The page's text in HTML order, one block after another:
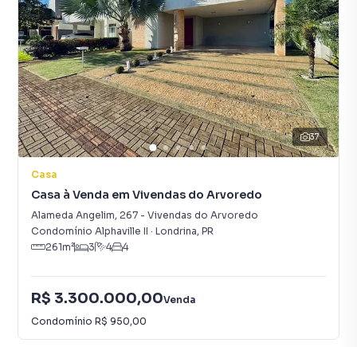
37
Casa
Casa à Venda em Vivendas do Arvoredo
Alameda Angelim, 267 - Vivendas do Arvoredo
Condomínio Alphaville II · Londrina, PR
261m² 3 4 4
R$ 3.300.000,00Venda
Condomínio R$ 950,00